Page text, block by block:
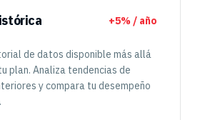
+5% / año
de datos disponible más allá
plan. Analiza tendencias de
y compara tu desempeño